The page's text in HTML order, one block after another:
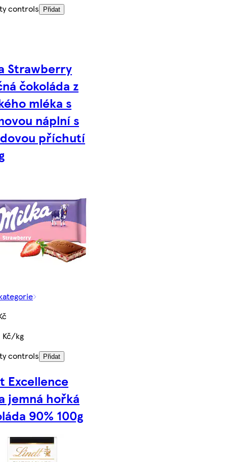
controls
Přidat
Strawberry
čokoláda z
mléka s
náplní s
příchutí
Kč/kg
controls
Přidat
Excellence
jemná hořká
90% 100g